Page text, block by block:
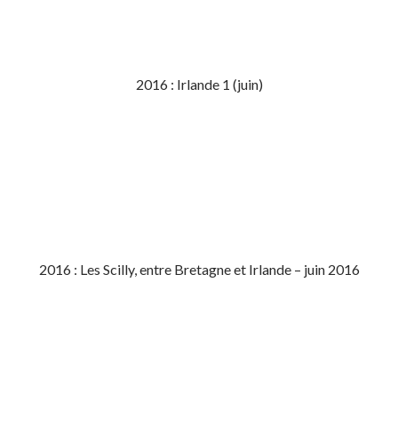
2016 : Irlande 1 (juin)
2016 : Les Scilly, entre Bretagne et Irlande – juin 2016